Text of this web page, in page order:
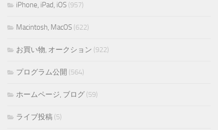
iPhone, iPad, iOS (957)
Macintosh, MacOS (622)
お買い物, オークション (922)
プログラム公開 (564)
ホームページ, ブログ (59)
ライブ投稿 (5)